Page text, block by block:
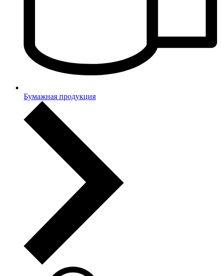
Бумажная продукция